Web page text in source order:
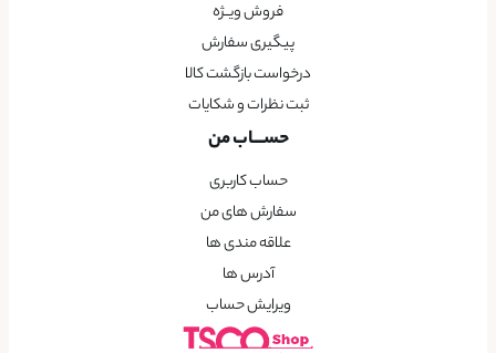
فروش ویــژه
پیگیری سفارش
درخواست بازگشت کالا
ثبت نظرات و شکایات
حســـاب من
حساب کاربری
سفارش های من
علاقه مندی ها
آدرس ها
ویرایش حساب